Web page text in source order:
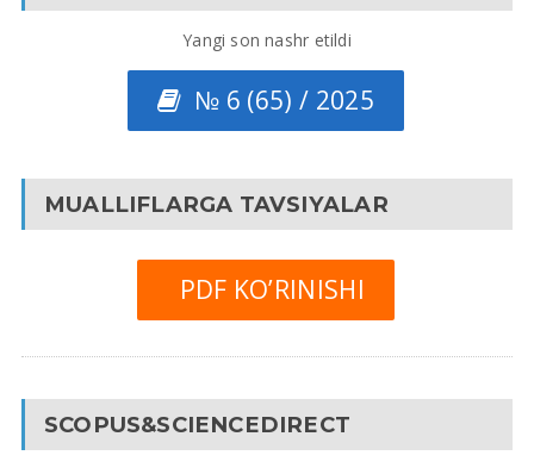
Yangi son nashr etildi
№ 6 (65) / 2025
MUALLIFLARGA TAVSIYALAR
PDF KO’RINISHI
SCOPUS&SCIENCEDIRECT